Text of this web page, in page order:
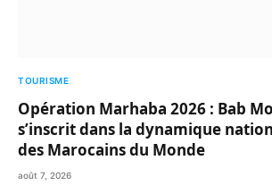
TOURISME
Opération Marhaba 2026 : Bab
s’inscrit dans la dynamique
des Marocains du Monde
août 7, 2026